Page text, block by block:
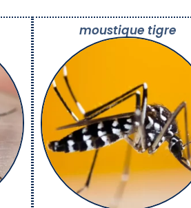
moustique tigre